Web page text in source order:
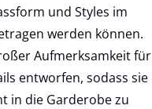
und Styles im
werden können.
Aufmerksamkeit für
entworfen, sodass sie
in die Garderobe zu